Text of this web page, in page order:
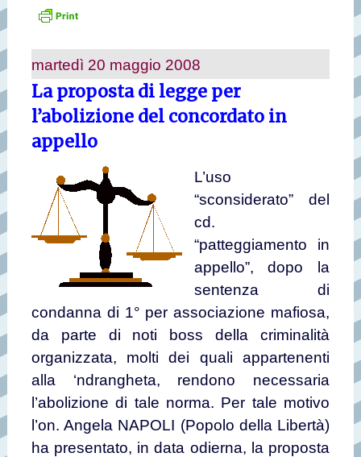
martedì 20 maggio 2008
La proposta di legge per
l’abolizione del concordato in
appello
L’uso
“sconsiderato” del
cd.
“patteggiamento in
appello”, dopo la
sentenza di
condanna di 1° per associazione mafiosa,
da parte di noti boss della criminalità
organizzata, molti dei quali appartenenti
alla ‘ndrangheta, rendono necessaria
l’abolizione di tale norma. Per tale motivo
l’on. Angela NAPOLI (Popolo della Libertà)
ha presentato, in data odierna, la proposta